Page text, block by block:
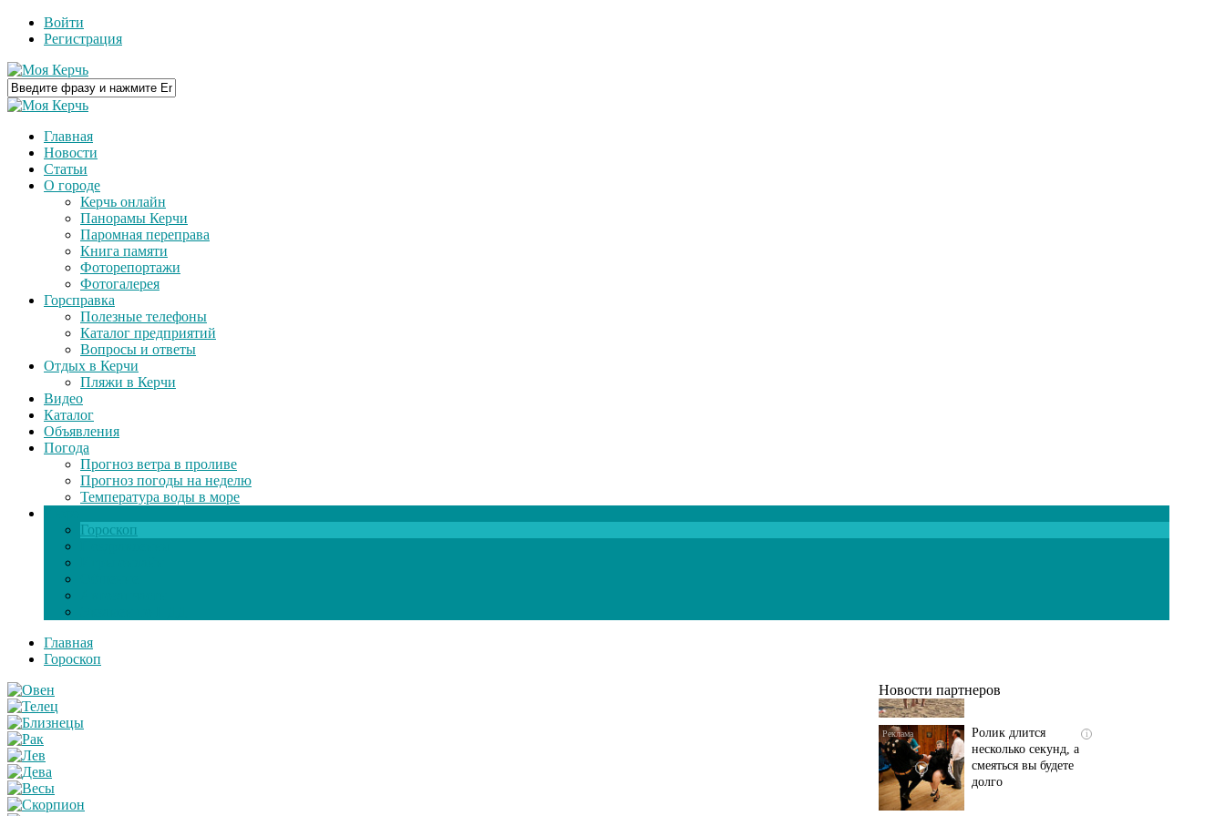
Войти
Регистрация
Главная
Новости
Статьи
О городе
Керчь онлайн
Панорамы Керчи
Паромная переправа
Книга памяти
Фоторепортажи
Фотогалерея
Горсправка
Полезные телефоны
Каталог предприятий
Вопросы и ответы
Отдых в Керчи
Пляжи в Керчи
Видео
Каталог
Объявления
Погода
Прогноз ветра в проливе
Прогноз погоды на неделю
Температура воды в море
Гороскоп
Главная
Гороскоп
Новости партнеров
смеяться вы будете
долго